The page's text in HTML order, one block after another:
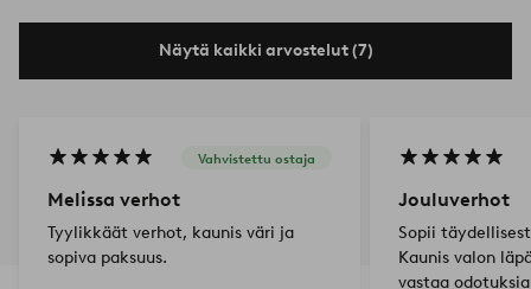
Näytä kaikki arvostelut (7)
Vahvistettu ostaja
Melissa verhot
Tyylikkäät verhot, kaunis väri ja
sopiva paksuus.
Jouluverhot
Sopii
Kaunis valon
vastaa